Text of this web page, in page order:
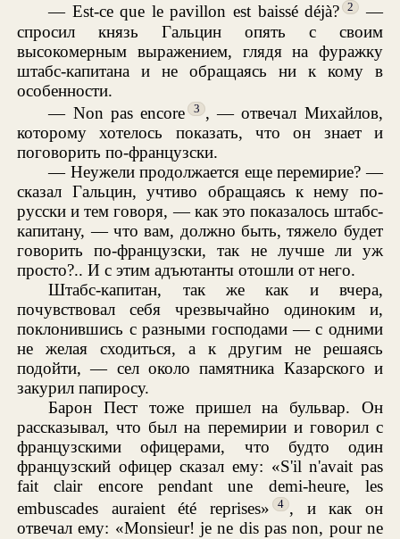
— Est-ce que le pavillon est baissé déjà?
2
—
спросил князь Гальцин опять с своим
высокомерным выражением, глядя на фуражку
штабс-капитана и не обращаясь ни к кому в
особенности.
— Non pas encore
3 , — отвечал Михайлов,
которому хотелось показать, что он знает и
поговорить по-французски.
— Неужели продолжается еще перемирие? —
сказал Гальцин, учтиво обращаясь к нему по-
русски и тем говоря, — как это показалось штабс-
капитану, — что вам, должно быть, тяжело будет
говорить по-французски, так не лучше ли уж
просто?.. И с этим адъютанты отошли от него.
Штабс-капитан, так же как и вчера,
почувствовал себя чрезвычайно одиноким и,
поклонившись с разными господами — с одними
не желая сходиться, а к другим не решаясь
подойти, — сел около памятника Казарского и
закурил папиросу.
Барон Пест тоже пришел на бульвар. Он
рассказывал, что был на перемирии и говорил с
французскими офицерами, что будто один
французский офицер сказал ему: «S'il n'avait pas
fait clair encore pendant une demi-heure, les
embuscades auraient été reprises»
4 , и как он
отвечал ему: «Monsieur! je ne dis pas non, pour ne